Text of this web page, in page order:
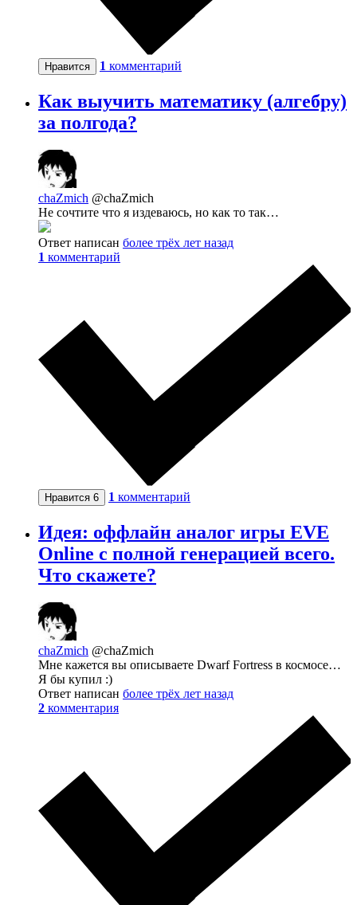
Нравится 1 комментарий
Как выучить математику (алгебру)
за полгода?
chaZmich @chaZmich
Не сочтите что я издеваюсь, но как то так…
Ответ написан более трёх лет назад
1 комментарий
Нравится 6 1 комментарий
Идея: оффлайн аналог игры EVE
Online с полной генерацией всего.
Что скажете?
chaZmich @chaZmich
Мне кажется вы описываете Dwarf Fortress в космосе…
Я бы купил :)
Ответ написан более трёх лет назад
2 комментария